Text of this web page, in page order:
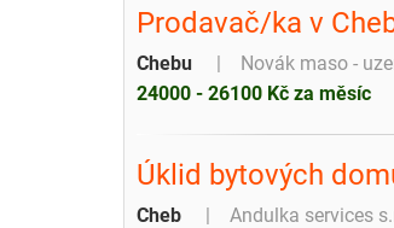
Prodavač/ka v
Chebu
Novák maso -
24000 - 26100 Kč za měsíc
Úklid bytových
Cheb
Andulka services